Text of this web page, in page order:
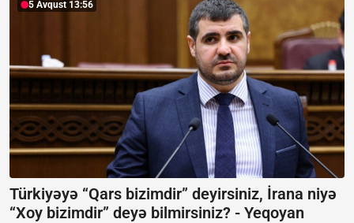
5 Avqust 13:56
Türkiyəyə “Qars bizimdir” deyirsiniz, İrana niyə
“Xoy bizimdir” deyə bilmirsiniz? - Yeqoyan